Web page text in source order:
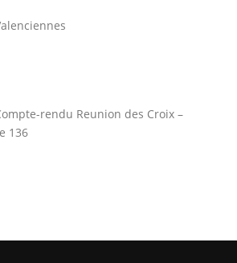
rendu Reunion des Croix –
136